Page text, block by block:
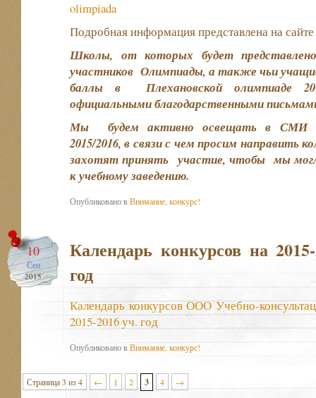
olimpiada
Подробная информация представлена на
Школы, от которых будет
участников Олимпиады, а также чьи
баллы в Плехановской олимпиаде
официальными благодарственными
Мы будем активно освещать в СМИ
2015/2016, в связи с чем просим направить
захотят принять участие, чтобы мы
к учебному заведению.
Опубликовано вВнимание, конкурс!
10
Сен
2015
Календарь конкурсов на
год
Календарь конкурсов ООО Учебно-
2015-2016 уч. год
Опубликовано вВнимание, конкурс!
Страница 3 из 4 ← 1 2 3 4 →